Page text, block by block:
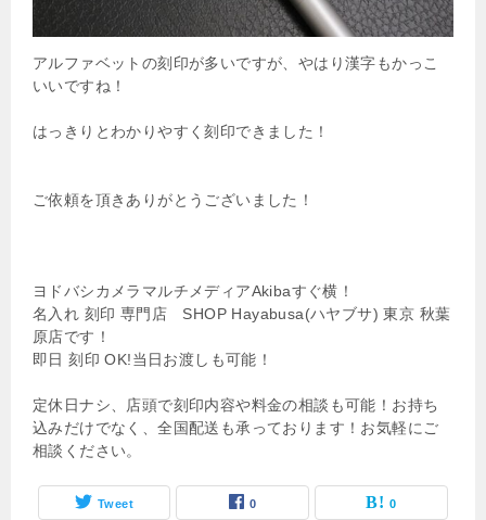
アルファベットの刻印が多いですが、やはり漢字もかっこ
いいですね！
はっきりとわかりやすく刻印できました！
ご依頼を頂きありがとうございました！
ヨドバシカメラマルチメディアAkibaすぐ横！
名入れ 刻印 専門店 SHOP Hayabusa(ハヤブサ) 東京 秋葉
原店です！
即日 刻印 OK!当日お渡しも可能！
定休日ナシ、店頭で刻印内容や料金の相談も可能！お持ち
込みだけでなく、全国配送も承っております！お気軽にご
相談ください。
Tweet 0 0